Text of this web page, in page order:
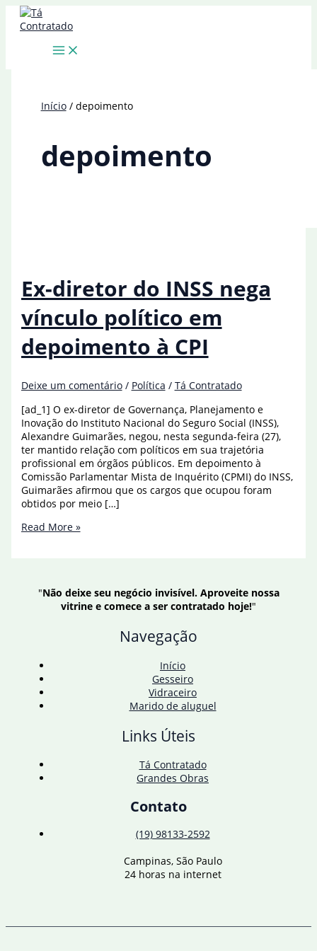
para
Início depoimento
depoimento
Ex-diretor do INSS nega
vínculo político em
depoimento à CPI
Deixe um comentário / Política / Tá Contratado
[ad_1] O ex-diretor de Governança, Planejamento e
Inovação do Instituto Nacional do Seguro Social (INSS),
Alexandre Guimarães, negou, nesta segunda-feira (27),
ter mantido relação com políticos em sua trajetória
profissional em órgãos públicos. Em depoimento à
Comissão Parlamentar Mista de Inquérito (CPMI) do INSS,
Guimarães afirmou que os cargos que ocupou foram
obtidos por meio […]
Ex-
vínculo
Read More »
"Não deixe seu negócio invisível. Aproveite nossa
vitrine e comece a ser contratado hoje!"
Navegação
Início
Gesseiro
Vidraceiro
Marido de aluguel
Links Úteis
Tá Contratado
Grandes Obras
Contato
(19) 98133-2592
Campinas, São Paulo
24 horas na internet